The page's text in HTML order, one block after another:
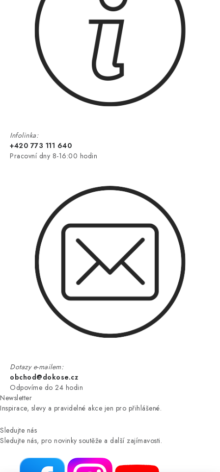
Infolinka:
+420 773 111 640
Pracovní dny 8-16:00 hodin
Dotazy e-mailem:
obchod@dokose.cz
Odpovíme do 24 hodin
Newsletter
Inspirace, slevy a pravidelné akce jen pro přihlášené.
Sledujte nás
Sledujte nás, pro novinky soutěže a další zajímavosti.